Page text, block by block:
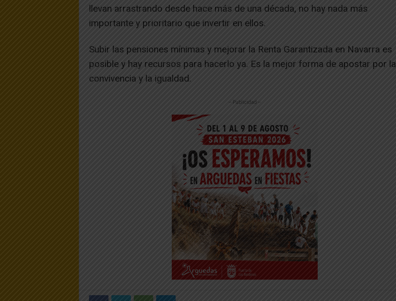
llevan arrastrando desde hace más de una década, no hay nada más
importante y prioritario que invertir en ellos.
Subir las pensiones mínimas y mejorar la Renta Garantizada en Navarra es
posible y hay recursos para hacerlo ya. Es la mejor forma de apostar por la
convivencia y la igualdad.
-- Publicidad --